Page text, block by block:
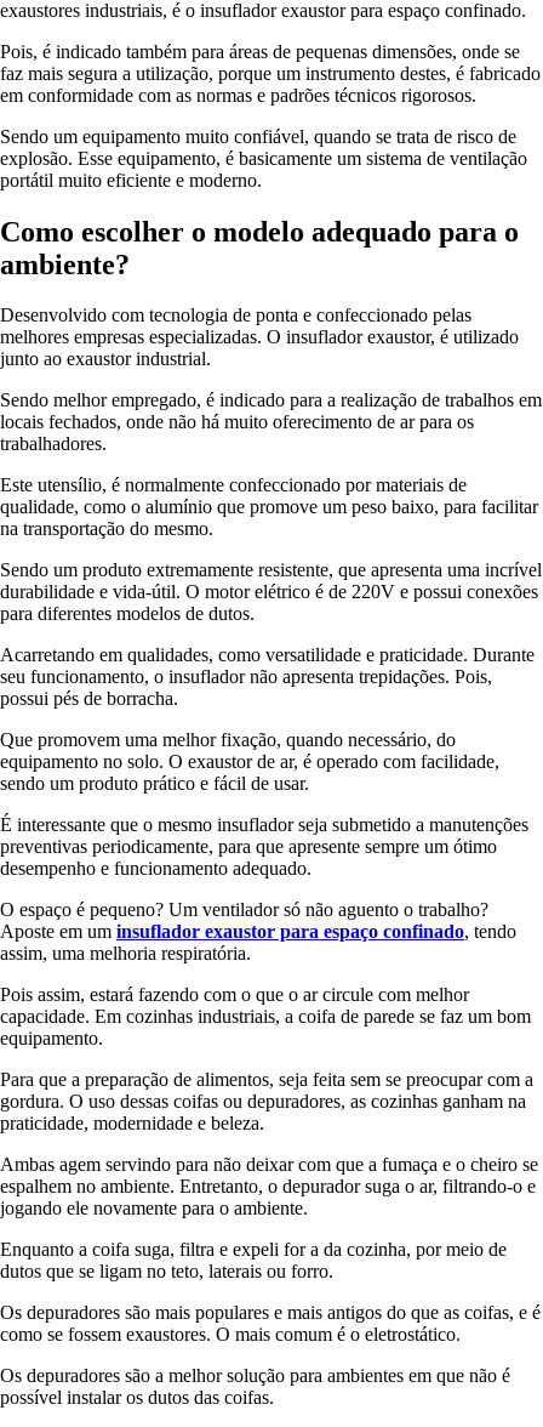
exaustores industriais, é o insuflador exaustor para espaço confinado.
Pois, é indicado também para áreas de pequenas dimensões, onde se
faz mais segura a utilização, porque um instrumento destes, é fabricado
em conformidade com as normas e padrões técnicos rigorosos.
Sendo um equipamento muito confiável, quando se trata de risco de
explosão. Esse equipamento, é basicamente um sistema de ventilação
portátil muito eficiente e moderno.
Como escolher o modelo adequado para o
ambiente?
Desenvolvido com tecnologia de ponta e confeccionado pelas
melhores empresas especializadas. O insuflador exaustor, é utilizado
junto ao exaustor industrial.
Sendo melhor empregado, é indicado para a realização de trabalhos em
locais fechados, onde não há muito oferecimento de ar para os
trabalhadores.
Este utensílio, é normalmente confeccionado por materiais de
qualidade, como o alumínio que promove um peso baixo, para facilitar
na transportação do mesmo.
Sendo um produto extremamente resistente, que apresenta uma incrível
durabilidade e vida-útil. O motor elétrico é de 220V e possui conexões
para diferentes modelos de dutos.
Acarretando em qualidades, como versatilidade e praticidade. Durante
seu funcionamento, o insuflador não apresenta trepidações. Pois,
possui pés de borracha.
Que promovem uma melhor fixação, quando necessário, do
equipamento no solo. O exaustor de ar, é operado com facilidade,
sendo um produto prático e fácil de usar.
É interessante que o mesmo insuflador seja submetido a manutenções
preventivas periodicamente, para que apresente sempre um ótimo
desempenho e funcionamento adequado.
O espaço é pequeno? Um ventilador só não aguento o trabalho?
Aposte em um insuflador exaustor para espaço confinado, tendo
assim, uma melhoria respiratória.
Pois assim, estará fazendo com o que o ar circule com melhor
capacidade. Em cozinhas industriais, a coifa de parede se faz um bom
equipamento.
Para que a preparação de alimentos, seja feita sem se preocupar com a
gordura. O uso dessas coifas ou depuradores, as cozinhas ganham na
praticidade, modernidade e beleza.
Ambas agem servindo para não deixar com que a fumaça e o cheiro se
espalhem no ambiente. Entretanto, o depurador suga o ar, filtrando-o e
jogando ele novamente para o ambiente.
Enquanto a coifa suga, filtra e expeli for a da cozinha, por meio de
dutos que se ligam no teto, laterais ou forro.
Os depuradores são mais populares e mais antigos do que as coifas, e é
como se fossem exaustores. O mais comum é o eletrostático.
Os depuradores são a melhor solução para ambientes em que não é
possível instalar os dutos das coifas.